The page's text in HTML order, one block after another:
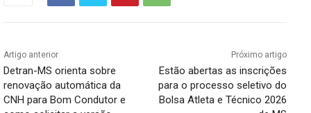
Artigo anterior
Detran-MS orienta sobre
renovação automática da
CNH para Bom Condutor e
Próximo artigo
Estão abertas as inscrições
para o processo seletivo do
Bolsa Atleta e Técnico 2026